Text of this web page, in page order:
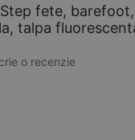
fete,
talpa
o recenzie